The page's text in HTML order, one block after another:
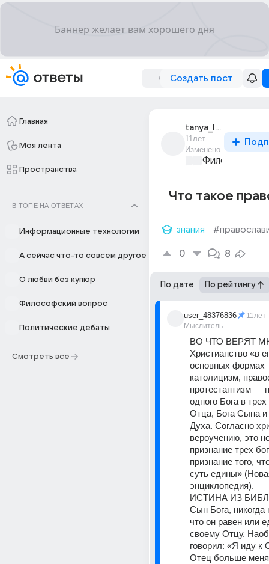
Создать пост
Главная
Моя лента
Пространства
В ТОПЕ НА ОТВЕТАХ
Информационные технологии
А сейчас что-то совсем другое
О любви без купюр
Философский вопрос
Политические дебаты
Смотреть все
tanya_lescnuk
11лет
Изменено
Философский
Что такое
знания
0 8
По дате По рейтингу
user_48376836
Мыслитель
11лет
ВО ЧТО ВЕРЯТ
Христианство «в
основных
католицизм,
протестантизм —
одного Бога в
Отца, Бога Сына и
Духа. Согласно
вероучению, это
признание трех
признание того,
суть едины»
энциклопедия).
ИСТИНА ИЗ
Сын Бога, никогда
что он равен или
своему Отцу.
говорил: «Я иду к
Отец больше